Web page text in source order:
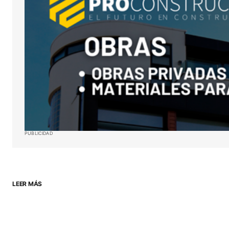
PUBLICIDAD
LEER MÁS